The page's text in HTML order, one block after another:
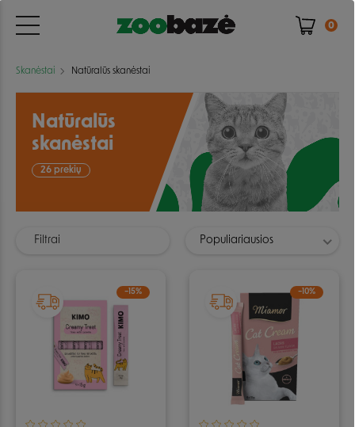
0
Skanėstai Natūralūs skanėstai
Natūralūs
skanėstai
26 prekių
Filtrai Populiariausios
−15% −10%